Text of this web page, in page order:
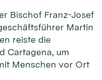
Bischof Franz-Josef
Martin
reiste die
Cartagena, um
Menschen vor Ort